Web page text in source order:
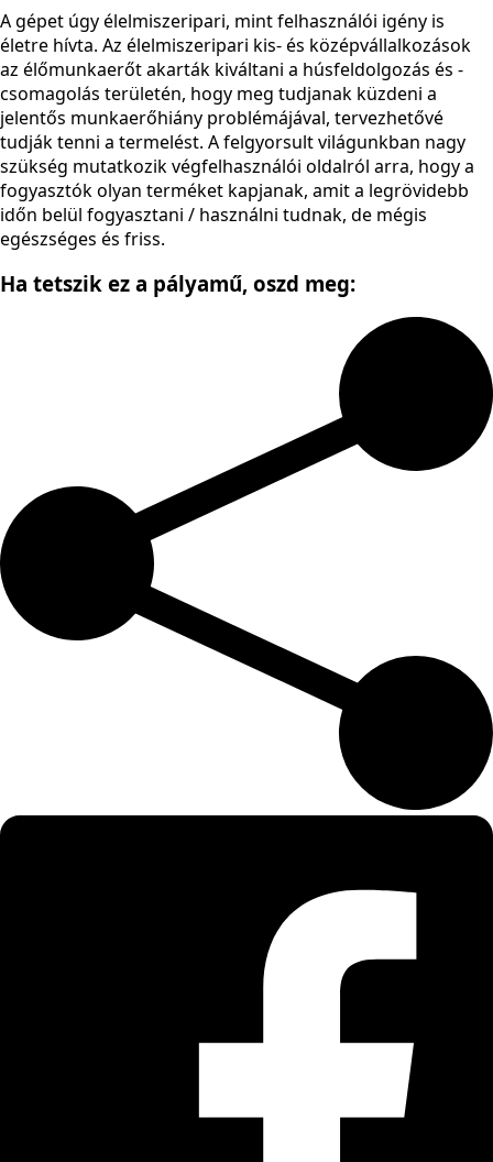
A gépet úgy élelmiszeripari, mint felhasználói igény is
életre hívta. Az élelmiszeripari kis- és középvállalkozások
az élőmunkaerőt akarták kiváltani a húsfeldolgozás és -
csomagolás területén, hogy meg tudjanak küzdeni a
jelentős munkaerőhiány problémájával, tervezhetővé
tudják tenni a termelést. A felgyorsult világunkban nagy
szükség mutatkozik végfelhasználói oldalról arra, hogy a
fogyasztók olyan terméket kapjanak, amit a legrövidebb
időn belül fogyasztani / használni tudnak, de mégis
egészséges és friss.
Ha tetszik ez a pályamű, oszd meg: